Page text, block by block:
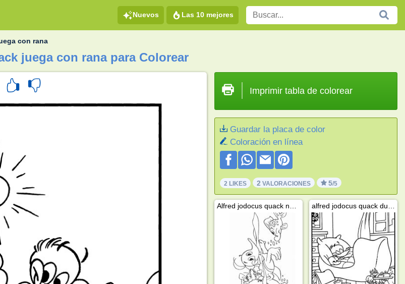
Nuevos Las 10 mejores
con rana
juega con rana para Colorear
Imprimir tabla de colorear
Guardar la placa de color
Coloración en línea
2 LIKES 2 VALORACIONES 5/5